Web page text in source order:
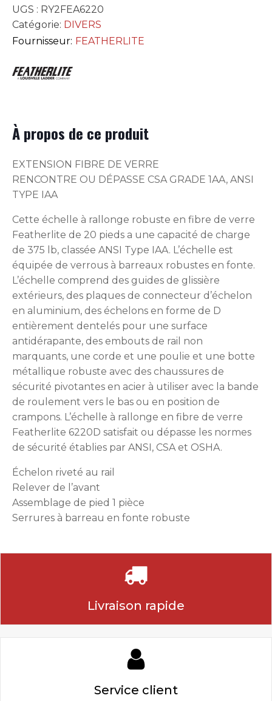
UGS : RY2FEA6220
Catégorie: DIVERS
Fournisseur: FEATHERLITE
À propos de ce produit
EXTENSION FIBRE DE VERRE
RENCONTRE OU DÉPASSE CSA GRADE 1AA, ANSI
TYPE IAA
Cette échelle à rallonge robuste en fibre de verre
Featherlite de 20 pieds a une capacité de charge
de 375 lb, classée ANSI Type IAA. L’échelle est
équipée de verrous à barreaux robustes en fonte.
L’échelle comprend des guides de glissière
extérieurs, des plaques de connecteur d’échelon
en aluminium, des échelons en forme de D
entièrement dentelés pour une surface
antidérapante, des embouts de rail non
marquants, une corde et une poulie et une botte
métallique robuste avec des chaussures de
sécurité pivotantes en acier à utiliser avec la bande
de roulement vers le bas ou en position de
crampons. L’échelle à rallonge en fibre de verre
Featherlite 6220D satisfait ou dépasse les normes
de sécurité établies par ANSI, CSA et OSHA.
Échelon riveté au rail
Relever de l’avant
Assemblage de pied 1 pièce
Serrures à barreau en fonte robuste
Livraison rapide
Service client